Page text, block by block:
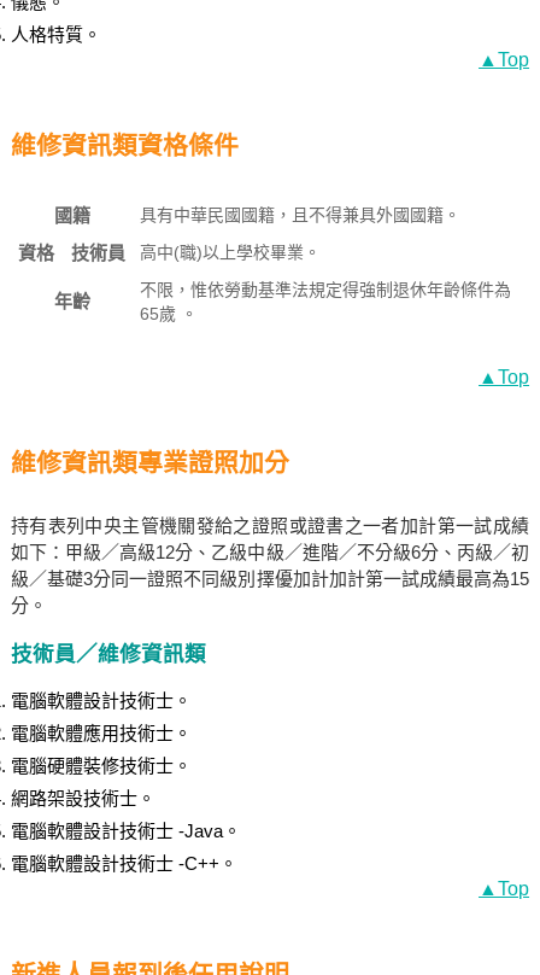
人格特質。
▲Top
維修資訊類資格條件
國籍 具有中華民國國籍，且不得兼具外國國籍。
資格 技術員 高中(職)以上學校畢業。
年齡
不限，惟依勞動基準法規定得強制退休年齡條件為
65歲 。
▲Top
維修資訊類專業證照加分
持有表列中央主管機關發給之證照或證書之一者加計第一試成績
如下：甲級／高級12分、乙級中級／進階／不分級6分、丙級／初
級／基礎3分同一證照不同級別擇優加計加計第一試成績最高為15
分。
技術員／維修資訊類
電腦軟體設計技術士。
電腦軟體應用技術士。
電腦硬體裝修技術士。
網路架設技術士。
電腦軟體設計技術士 -Java。
電腦軟體設計技術士 -C++。
▲Top